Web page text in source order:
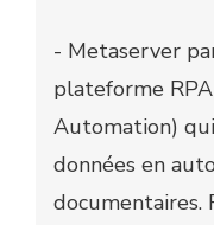
- Metaserver
plateforme
Automation)
données en
documentaires.